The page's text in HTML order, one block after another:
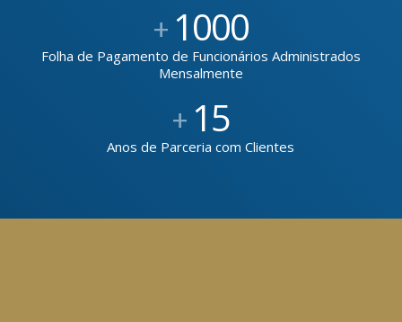
+ 1000
Folha de Pagamento de Funcionários Administrados
Mensalmente
+ 15
Anos de Parceria com Clientes